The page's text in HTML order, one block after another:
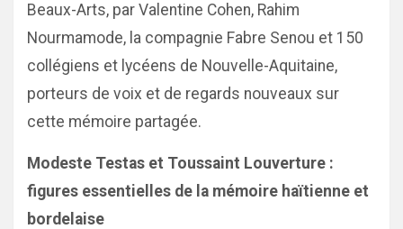
Beaux-Arts, par Valentine Cohen, Rahim
Nourmamode, la compagnie Fabre Senou et 150
collégiens et lycéens de Nouvelle-Aquitaine,
porteurs de voix et de regards nouveaux sur
cette mémoire partagée.
Modeste Testas et Toussaint Louverture :
figures essentielles de la mémoire haïtienne et
bordelaise